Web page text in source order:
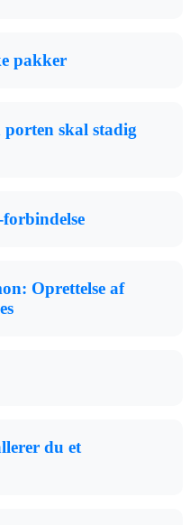
pakker
porten skal stadig
Oprettelse af
du et